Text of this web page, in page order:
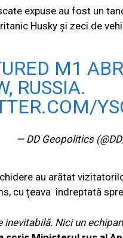
expuse au fost un
Husky și zeci de
M1
RUSSIA.
— DD Geopolitics
au arătat
cu țeava îndreptată
inevitabilă. Nici un